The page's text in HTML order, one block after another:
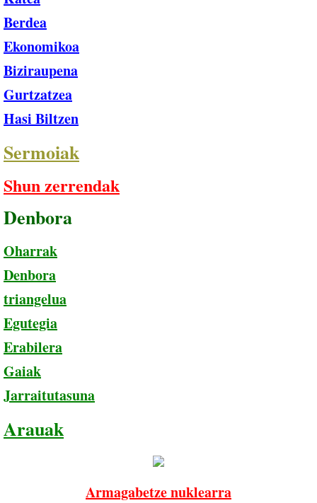
Berdea
Ekonomikoa
Biziraupena
Gurtzatzea
Hasi Biltzen
Sermoiak
Shun zerrendak
Denbora
Oharrak
Denbora
​triangelua
Egutegia
Erabilera
Gaiak
Jarraitutasuna
Arauak
Armagabetze nuklearra